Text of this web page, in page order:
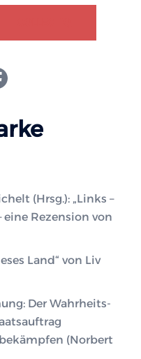
(Hrsg.): „Links –
eine Rezension von
Land“ von Liv
Der Wahrheits-
(Norbert